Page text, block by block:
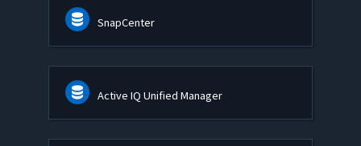
SnapCenter
Active IQ Unified Manager